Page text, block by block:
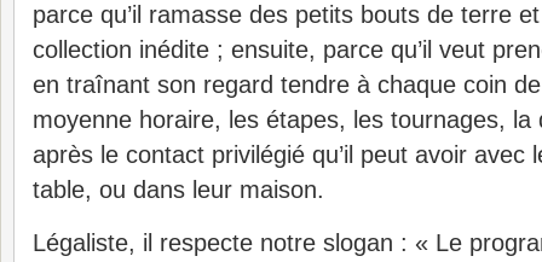
parce qu’il ramasse des petits bouts de terre
collection inédite ; ensuite, parce qu’il veut
en traînant son regard tendre à chaque coin
moyenne horaire, les étapes, les tournages, la
après le contact privilégié qu’il peut avoir avec
table, ou dans leur maison.
Légaliste, il respecte notre slogan : « Le